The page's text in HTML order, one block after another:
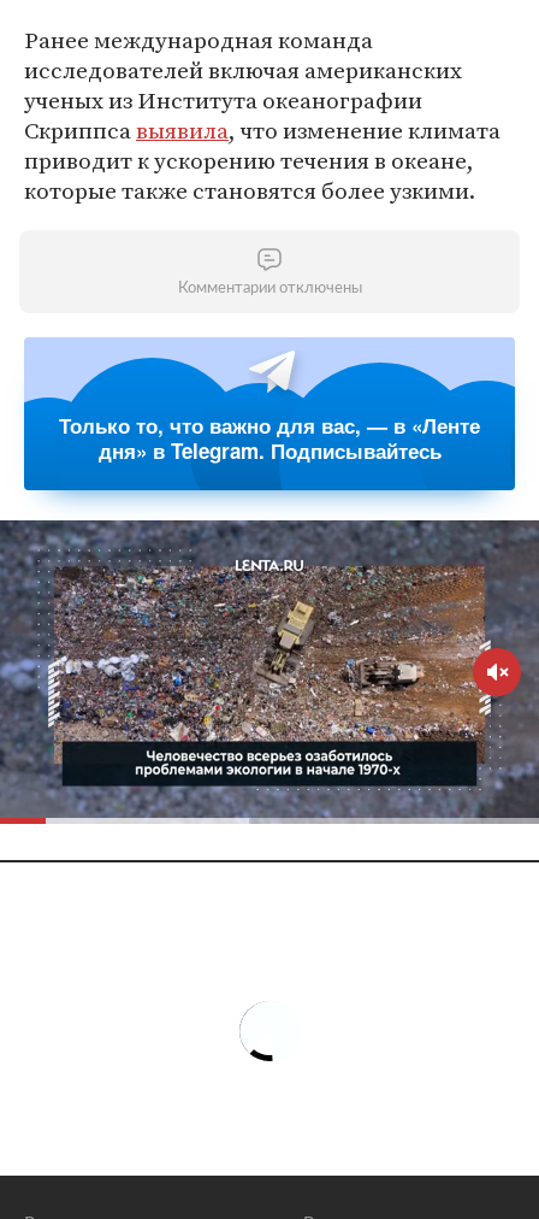
Ранее международная команда
исследователей включая американских
ученых из Института океанографии
Скриппсавыявила, что изменение климата
приводит к ускорению течения в океане,
которые также становятся более узкими.
Комментарии отключены
Только то, что важно для вас, — в «Ленте
дня» в Telegram. Подписывайтесь